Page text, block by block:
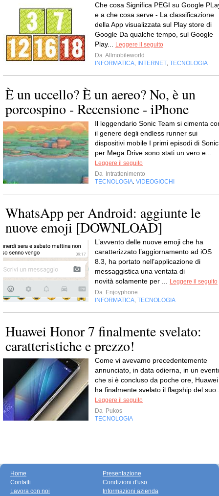
Che cosa Significa PEGI su Google
e a che cosa serve - La classificazione
della App visualizzata sul Play store di
Google Da qualche tempo, sul Google
Play...
Leggere il seguito
Da Allmobileworld
INFORMATICA
INTERNET TECNOLOGIA
È un uccello? È un aereo? No, è un
porcospino - Recensione - iPhone
Il leggendario Sonic Team si cimenta
il genere degli endless runner sui
dispositivi mobile I primi episodi di Sonic
per Mega Drive sono stati un vero e...
Leggere il seguito
Da
Intrattenimento
TECNOLOGIA VIDEOGIOCHI
WhatsApp per Android: aggiunte le
nuove emoji [DOWNLOAD]
L’avvento delle nuove emoji che ha
caratterizzato l’aggiornamento ad iOS
8.3, ha portato nell’applicazione di
messaggistica una ventata di
novità solamente per ...
Leggere il seguito
Da Enjoyphone
INFORMATICA TECNOLOGIA
Huawei Honor 7 finalmente svelato:
caratteristiche e prezzo!
Come vi avevamo precedentemente
annunciato, in data odierna, in un
che si è concluso da poche ore, Huawei
ha finalmente svelato il flagship del
Leggere il seguito
Da Pukos
TECNOLOGIA
Home
Contatti
Lavora con noi
Presentazione
Condizioni d'uso
Informazioni azienda